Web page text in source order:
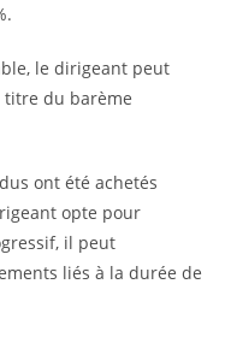
le dirigeant peut
titre du barème
ont été achetés
opte pour
il peut
liés à la durée de